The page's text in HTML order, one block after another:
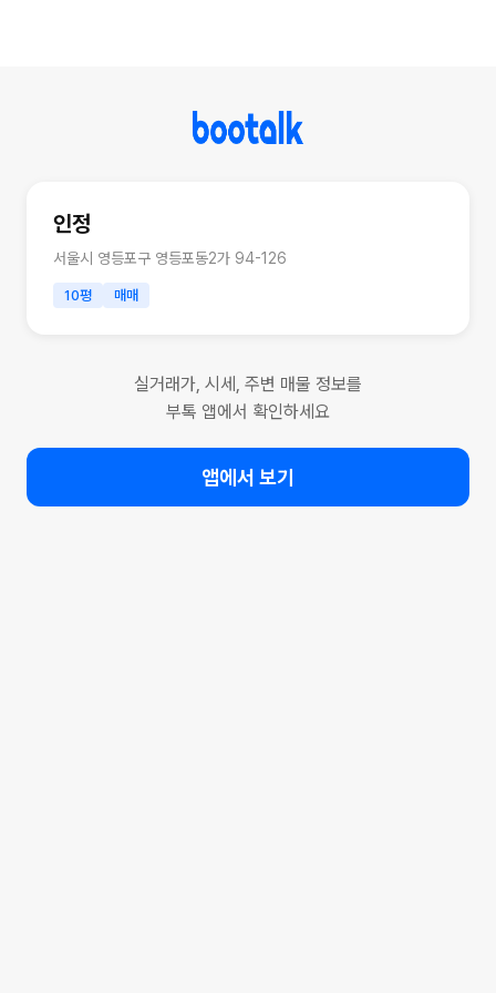
인정
서울시 영등포구 영등포동2가 94-126
10평 매매
실거래가, 시세, 주변 매물 정보를
부톡 앱에서 확인하세요
앱에서 보기